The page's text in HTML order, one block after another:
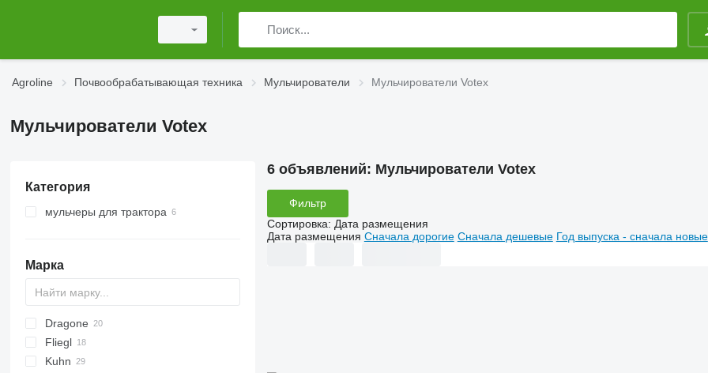
Agroline Почвообрабатывающая техника Мульчирователи Мульчирователи Votex
Мульчирователи Votex
Категория
мульчеры для трактора
Марка
AS
GKR
PARK
Z-series
CK
Sirio
Dragone
VL
VP
SMK
UM
Fliegl
Gemella
333 G
Kuhn
6 объявлений: Мульчирователи Votex
Фильтр
Сортировка: Дата размещения
Дата размещения Сначала дорогие Сначала дешевые Год выпуска - сначала новые